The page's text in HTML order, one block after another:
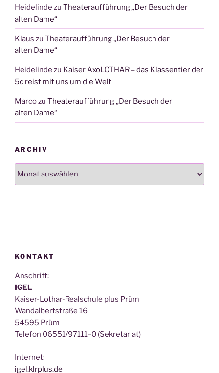
Heidelinde zu Theateraufführung „Der Besuch der
alten Dame“
Klaus zu Theateraufführung „Der Besuch der
alten Dame“
Heidelinde zu Kaiser AxoLOTHAR – das Klassentier der
5c reist mit uns um die Welt
Marcozu Theateraufführung „Der Besuch der
alten Dame“
ARCHIV
KONTAKT
Anschrift:
IGEL
Kai­ser-Lothar-Real­schu­le plus Prüm
Wan­dal­bert­stra­ße 16
54595 Prüm
Tele­fon 06551/97111–0 (Sekre­ta­ri­at)
Inter­net:
igel.klrplus.de